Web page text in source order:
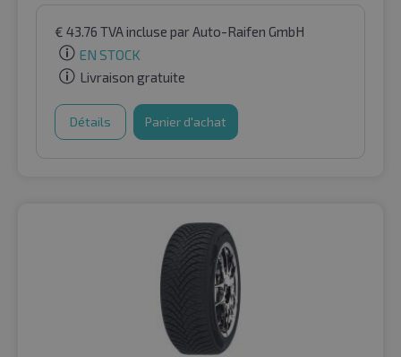
€ 43.76 TVA incluse par Auto-Raifen GmbH
EN STOCK
Livraison gratuite
Détails Panier d'achat